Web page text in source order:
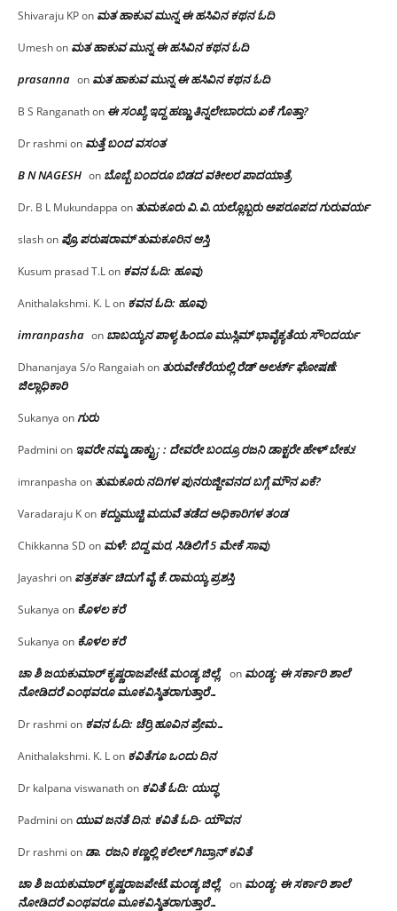
Shivaraju KPon ಮತ ಹಾಕುವ ಮುನ್ನ ಈ ಹಸಿವಿನ ಕಥನ ಓದಿ
Umeshon ಮತ ಹಾಕುವ ಮುನ್ನ ಈ ಹಸಿವಿನ ಕಥನ ಓದಿ
prasanna on ಮತ ಹಾಕುವ ಮುನ್ನ ಈ ಹಸಿವಿನ ಕಥನ ಓದಿ
B S Ranganathon ಈ ಸಂಖ್ಯೆ ಇದ್ದ ಹಣ್ಣು ತಿನ್ನಲೇಬಾರದು ಏಕೆ ಗೊತ್ತಾ?
Dr rashmi on ಮತ್ತೆ ಬಂದ ವಸಂತ
B N NAGESH on ಬೊಬ್ಬೆ ಬಂದರೂ ಬಿಡದ ವಕೀಲರ ಪಾದಯಾತ್ರೆ
Dr. B L Mukundappa on ತುಮಕೂರು‌ ವಿ.ವಿ.ಯಲ್ಲೊಬ್ಬರು ಅಪರೂಪದ ಗುರುವರ್ಯ
slashon ಪ್ರೊ.ಪರುಷರಾಮ್ ತುಮಕೂರಿನ ಆಸ್ತಿ
Kusum prasad T.Lon ಕವನ ಓದಿ: ಹೂವು
Anithalakshmi. K. Lon ಕವನ ಓದಿ: ಹೂವು
imranpasha on ಬಾಬಯ್ಯನ ಪಾಳ್ಯ ಹಿಂದೂ ಮುಸ್ಲಿಮ್ ಭಾವೈಕ್ಯತೆಯ ಸೌಂದರ್ಯ
Dhananjaya S/o Rangaiahon ತುರುವೇಕೆರೆಯಲ್ಲಿ ರೆಡ್ ಅಲರ್ಟ್ ಘೋಷಣೆ:
ಜಿಲ್ಲಾಧಿಕಾರಿ
Sukanya onಗುರು
Padmini on ಇವರೇ ನಮ್ಮ ಡಾಕ್ಟ್ರು; : ದೇವರೇ ಬಂದ್ರೂ ರಜನಿ ಡಾಕ್ಟರೇ ಹೇಳ್ ಬೇಕು!
imranpasha on ತುಮಕೂರು ನದಿಗಳ ಪುನರುಜ್ಜೀವನದ ಬಗ್ಗೆ ಮೌನ ಏಕೆ?
Varadaraju Kon ಕದ್ದುಮುಚ್ಚಿ ಮದುವೆ ತಡೆದ ಅಧಿಕಾರಿಗಳ ತಂಡ
Chikkanna SD on ಮಳೆ: ಬಿದ್ದ ಮರ, ಸಿಡಿಲಿಗೆ 5 ಮೇಕೆ ಸಾವು
Jayashri on ಪತ್ರಕರ್ತ ಚಿದುಗೆ ವೈ.ಕೆ.ರಾಮಯ್ಯ ಪ್ರಶಸ್ತಿ
Sukanya on ಕೊಳಲ ಕರೆ
Sukanya on ಕೊಳಲ ಕರೆ
ಚಾ ಶಿ ಜಯಕುಮಾರ್ ಕೃಷ್ಣರಾಜಪೇಟೆ.ಮಂಡ್ಯ ಜಿಲ್ಲೆ. on ಮಂಡ್ಯ: ಈ ಸರ್ಕಾರಿ ಶಾಲೆ
ನೋಡಿದರೆ ಎಂಥವರೂ ಮೂಕವಿಸ್ಮಿತರಾಗುತ್ತಾರೆ…
Dr rashmi on ಕವನ ಓದಿ: ಚೆರ್ರಿ ಹೂವಿನ ಪ್ರೇಮ…
Anithalakshmi. K. Lon ಕವಿತೆಗೂ ಒಂದು ದಿನ
Dr kalpana viswanathon ಕವಿತೆ ಓದಿ: ಯುದ್ಧ
Padmini on ಯುವ ಜನತೆ ದಿನ: ಕವಿತೆ ಓದಿ- ಯೌವನ
Dr rashmi on ಡಾ. ರಜನಿ‌ ಕಣ್ಣಲ್ಲಿ ಕಲೀಲ್ ಗಿಬ್ರಾನ್ ಕವಿತೆ
ಚಾ ಶಿ ಜಯಕುಮಾರ್ ಕೃಷ್ಣರಾಜಪೇಟೆ.ಮಂಡ್ಯ ಜಿಲ್ಲೆ. on ಮಂಡ್ಯ: ಈ ಸರ್ಕಾರಿ ಶಾಲೆ
ನೋಡಿದರೆ ಎಂಥವರೂ ಮೂಕವಿಸ್ಮಿತರಾಗುತ್ತಾರೆ…